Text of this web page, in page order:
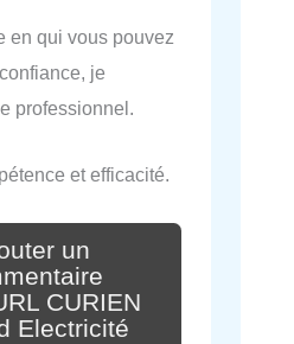
en qui vous pouvez
je
professionnel.
et efficacité.
un
CURIEN
Electricité